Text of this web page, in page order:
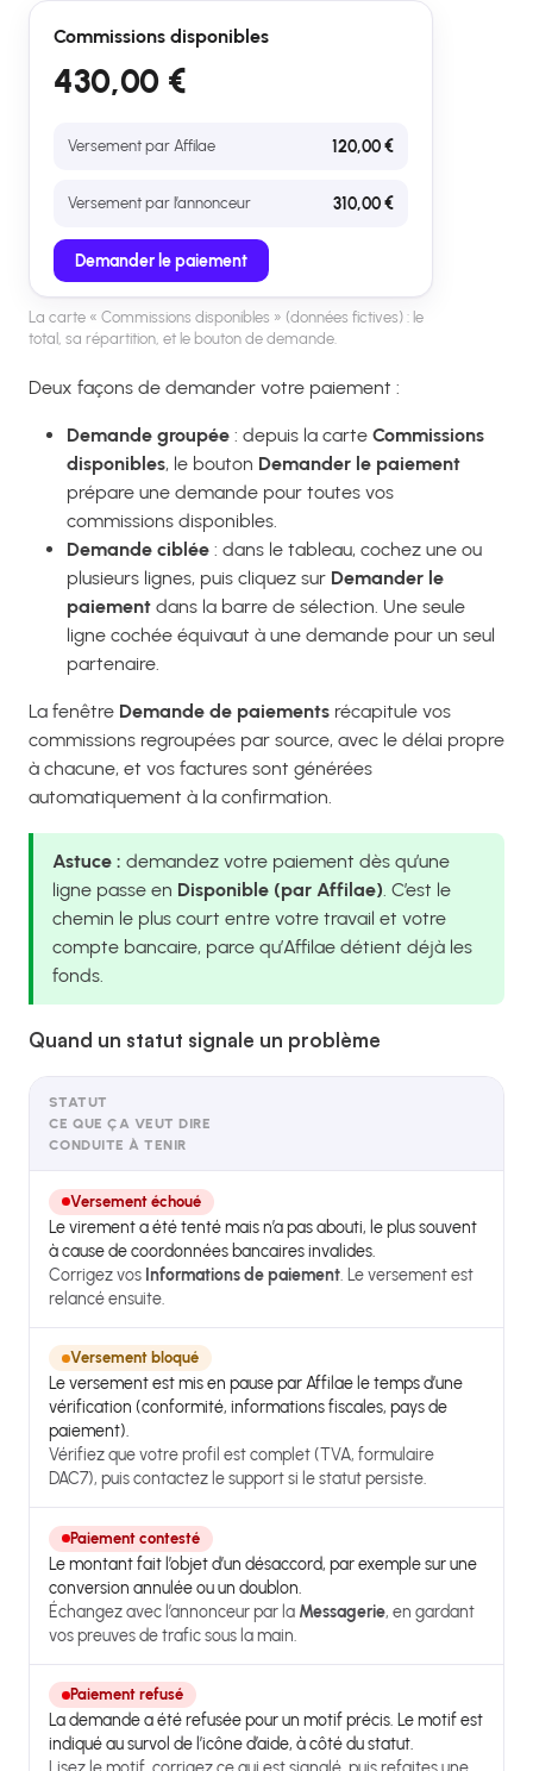
Commissions disponibles
430,00 €
Versement par Affilae 120,00 €
Versement par l’annonceur 310,00 €
Demander le paiement
La carte « Commissions disponibles » (données fictives) : le
total, sa répartition, et le bouton de demande.
Deux façons de demander votre paiement :
Demande groupée : depuis la carte Commissions
disponibles, le bouton Demander le paiement
prépare une demande pour toutes vos
commissions disponibles.
Demande ciblée : dans le tableau, cochez une ou
plusieurs lignes, puis cliquez sur Demander le
paiement dans la barre de sélection. Une seule
ligne cochée équivaut à une demande pour un seul
partenaire.
La fenêtre Demande de paiements récapitule vos
commissions regroupées par source, avec le délai propre
à chacune, et vos factures sont générées
automatiquement à la confirmation.
Astuce : demandez votre paiement dès qu’une
ligne passe en Disponible (par Affilae) . C’est le
chemin le plus court entre votre travail et votre
compte bancaire, parce qu’Affilae détient déjà les
fonds.
Quand un statut signale un problème
STATUT
CE QUE ÇA VEUT DIRE
CONDUITE À TENIR
Versement échoué
Le virement a été tenté mais n’a pas abouti, le plus souvent
à cause de coordonnées bancaires invalides.
Corrigez vos Informations de paiement . Le versement est
relancé ensuite.
Versement bloqué
Le versement est mis en pause par Affilae le temps d’une
vérification (conformité, informations fiscales, pays de
paiement).
Vérifiez que votre profil est complet (TVA, formulaire
DAC7), puis contactez le support si le statut persiste.
Paiement contesté
Le montant fait l’objet d’un désaccord, par exemple sur une
conversion annulée ou un doublon.
Échangez avec l’annonceur par la Messagerie, en gardant
vos preuves de trafic sous la main.
Paiement refusé
La demande a été refusée pour un motif précis. Le motif est
indiqué au survol de l’icône d’aide, à côté du statut.